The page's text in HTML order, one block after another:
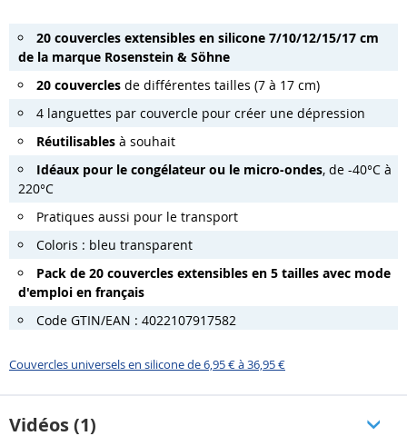
20 couvercles extensibles en silicone 7/10/12/15/17 cm
de la marque Rosenstein & Söhne
20 couvercles de différentes tailles (7 à 17 cm)
4 languettes par couvercle pour créer une dépression
Réutilisables à souhait
Idéaux pour le congélateur ou le micro-ondes, de -40°C à
220°C
Pratiques aussi pour le transport
Coloris : bleu transparent
Pack de 20 couvercles extensibles en 5 tailles avec mode
d'emploi en français
Code GTIN/EAN : 4022107917582
Couvercles universels en silicone de 6,95 € à 36,95 €
Vidéos (1)